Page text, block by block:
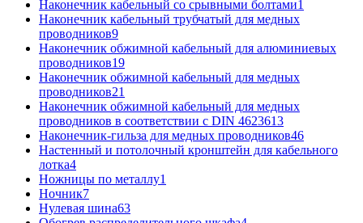
Наконечник кабельный со срывными болтами1
Наконечник кабельный трубчатый для медных
проводников9
Наконечник обжимной кабельный для алюминиевых
проводников19
Наконечник обжимной кабельный для медных
проводников21
Наконечник обжимной кабельный для медных
проводников в соответствии с DIN 4623613
Наконечник-гильза для медных проводников46
Настенный и потолочный кронштейн для кабельного
лотка4
Ножницы по металлу1
Ночник7
Нулевая шина63